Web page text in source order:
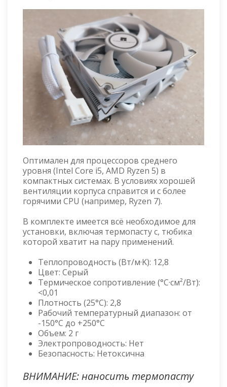
Оптимален для процессоров среднего
уровня (Intel Core i5, AMD Ryzen 5) в
компактных системах. В условиях хорошей
вентиляции корпуса справится и с более
горячими CPU (например, Ryzen 7).
В комплекте имеется всё необходимое для
установки, включая термопасту с, тюбика
которой хватит на пару применений.
Теплопроводность (Вт/м·K): 12,8
Цвет: Серый
Термическое сопротивление (°C·см²/Вт):
<0,01
Плотность (25°C): 2,8
Рабочий температурный диапазон: от
-150°C до +250°C
Объем: 2 г
Электропроводность: Нет
Безопасность: Нетоксична
ВНИМАНИЕ: наносить термопасту